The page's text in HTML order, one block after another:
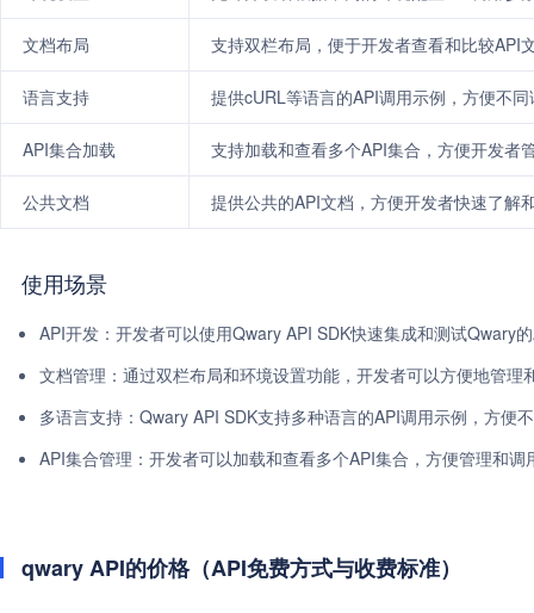
文档布局 支持双栏布局，便于开发者查看和比较API
语言支持 提供cURL等语言的API调用示例，方便不
API集合加载 支持加载和查看多个API集合，方便开发者
公共文档 提供公共的API文档，方便开发者快速了解
使用场景
API开发：开发者可以使用Qwary API SDK快速集成和测试Qwary
文档管理：通过双栏布局和环境设置功能，开发者可以方便地管理
多语言支持：Qwary API SDK支持多种语言的API调用示例，方便
API集合管理：开发者可以加载和查看多个API集合，方便管理和调
qwary API的价格（API免费方式与收费标准）